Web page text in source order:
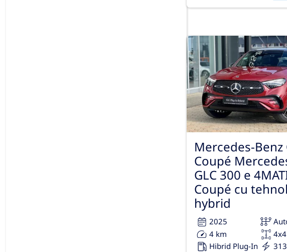
Mercedes-Benz
Coupé
GLC 300 e
Coupé cu
hybrid
2025
4 km
Hibrid Plug-In